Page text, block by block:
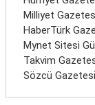
Milliyet
HaberTürk
Mynet Sitesi
Takvim
Sözcü